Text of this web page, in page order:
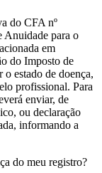
do CFA nº
Anuidade para o
em
do Imposto de
o estado de doença,
profissional. Para
enviar, de
ou declaração
informando a
do meu registro?